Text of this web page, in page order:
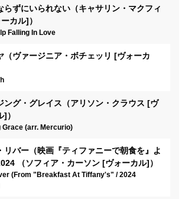
らずにいられない（キャサリン・マクフィ
カル]）
Falling In Love
（ヴァージニア・ボチェッリ [ヴォーカ
ング・グレイス（アリソン・クラウス [ヴ
）
Grace (arr. Mercurio)
リバー（映画『ティファニーで朝食を』よ
（ソフィア・カーソン [ヴォーカル]）
(From "Breakfast At Tiffany's" / 2024